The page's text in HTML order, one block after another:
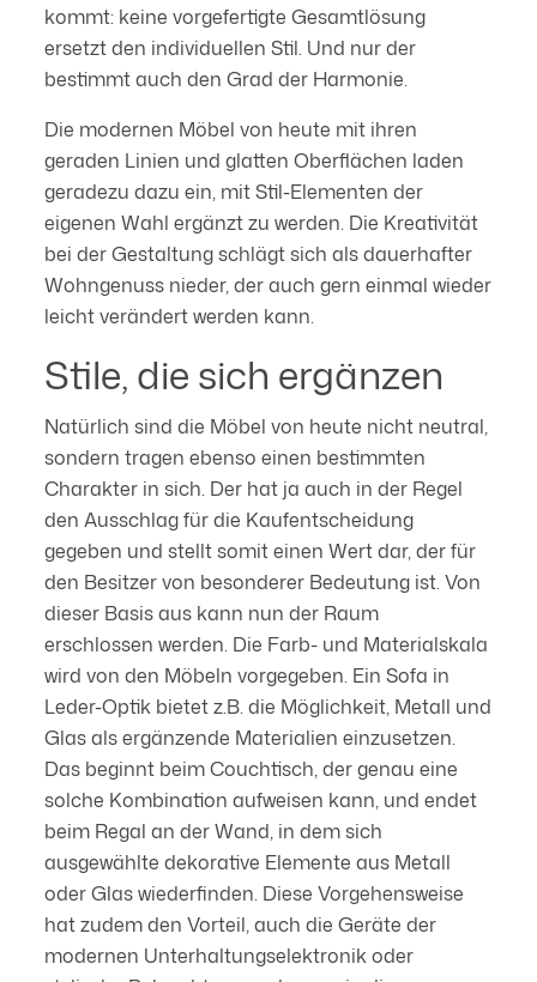
kommt: keine vorgefertigte Gesamtlösung
ersetzt den individuellen Stil. Und nur der
bestimmt auch den Grad der Harmonie.
Die modernen Möbel von heute mit ihren
geraden Linien und glatten Oberflächen laden
geradezu dazu ein, mit Stil-Elementen der
eigenen Wahl ergänzt zu werden. Die Kreativität
bei der Gestaltung schlägt sich als dauerhafter
Wohngenuss nieder, der auch gern einmal wieder
leicht verändert werden kann.
Stile, die sich ergänzen
Natürlich sind die Möbel von heute nicht neutral,
sondern tragen ebenso einen bestimmten
Charakter in sich. Der hat ja auch in der Regel
den Ausschlag für die Kaufentscheidung
gegeben und stellt somit einen Wert dar, der für
den Besitzer von besonderer Bedeutung ist. Von
dieser Basis aus kann nun der Raum
erschlossen werden. Die Farb- und Materialskala
wird von den Möbeln vorgegeben. Ein Sofa in
Leder-Optik bietet z.B. die Möglichkeit, Metall und
Glas als ergänzende Materialien einzusetzen.
Das beginnt beim Couchtisch, der genau eine
solche Kombination aufweisen kann, und endet
beim Regal an der Wand, in dem sich
ausgewählte dekorative Elemente aus Metall
oder Glas wiederfinden. Diese Vorgehensweise
hat zudem den Vorteil, auch die Geräte der
modernen Unterhaltungselektronik oder